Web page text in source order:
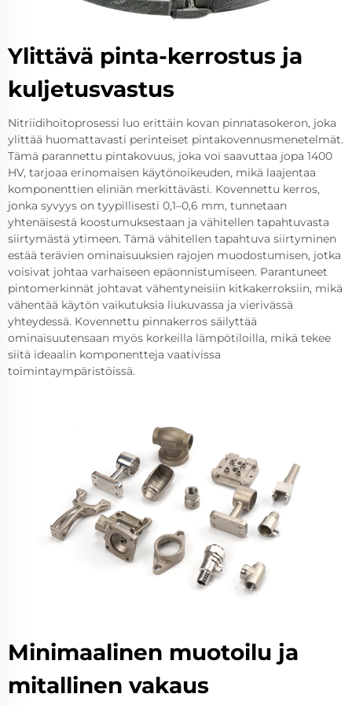
Ylittävä pinta-kerrostus ja
kuljetusvastus
Nitriidihoitoprosessi luo erittäin kovan pinnatasokeron, joka
ylittää huomattavasti perinteiset pintakovennusmenetelmät.
Tämä parannettu pintakovuus, joka voi saavuttaa jopa 1400
HV, tarjoaa erinomaisen käytönoikeuden, mikä laajentaa
komponenttien eliniän merkittävästi. Kovennettu kerros,
jonka syvyys on tyypillisesti 0,1–0,6 mm, tunnetaan
yhtenäisestä koostumuksestaan ja vähitellen tapahtuvasta
siirtymästä ytimeen. Tämä vähitellen tapahtuva siirtyminen
estää terävien ominaisuuksien rajojen muodostumisen, jotka
voisivat johtaa varhaiseen epäonnistumiseen. Parantuneet
pintomerkinnät johtavat vähentyneisiin kitkakerroksiin, mikä
vähentää käytön vaikutuksia liukuvassa ja vierivässä
yhteydessä. Kovennettu pinnakerros säilyttää
ominaisuutensaan myös korkeilla lämpötiloilla, mikä tekee
siitä ideaalin komponentteja vaativissa
toimintaympäristöissä.
Minimaalinen muotoilu ja
mitallinen vakaus